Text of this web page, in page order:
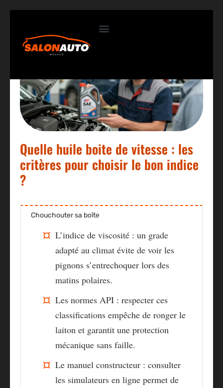
Quelle huile boite de vitesse : les
critères pour choisir le bon indice
?
Chouchouter sa boîte
L’indice de viscosité : un grade
adapté au climat évite de voir les
pignons s’entrechoquer lors des
matins polaires.
Les normes API : respecter ces
classifications empêche de ronger le
laiton et garantit une protection
mécanique sans faille.
Le manuel constructeur : consulter
les simulateurs en ligne permet de